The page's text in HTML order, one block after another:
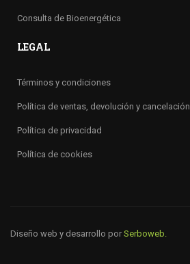
Consulta de Bioenergética
LEGAL
Términos y condiciones
Política de ventas, devolución y cancelación
Política de privacidad
Política de cookies
Diseño web y desarrollo por Serboweb.